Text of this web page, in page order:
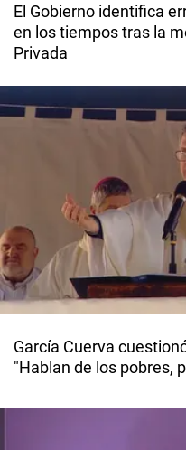
El Gobierno identifica
en los tiempos tras la
Privada
García Cuerva
"Hablan de los pobres,